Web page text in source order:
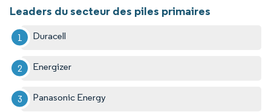
Leaders du secteur des piles primaires
Duracell
Energizer
Panasonic Energy